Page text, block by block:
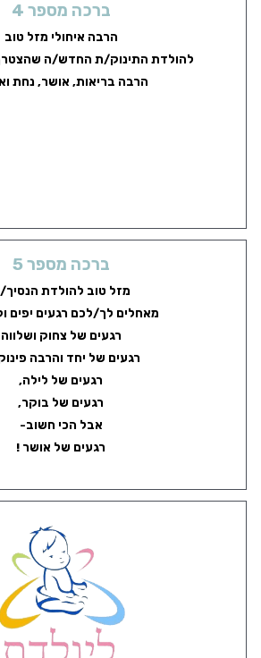
ברכה מספר 4
הרבה איחולי מזל טוב
להולדת התינוק/ת החדש/ה
הרבה בריאות, אושר, נחת
ברכה מספר 5
מזל טוב להולדת
מאחלים לך/לכם רגעים יפים
רגעים של צחוק ושלווה
רגעים של יחד והרבה
רגעים של לילה,
רגעים של בוקר,
אבל הכי חשוב-
רגעים של אושר !